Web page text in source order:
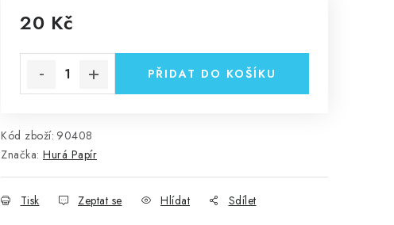
20 Kč
PŘIDAT DO KOŠÍKU
Kód zboží: 90408
Značka: Hurá Papír
Tisk Zeptat se Hlídat Sdílet